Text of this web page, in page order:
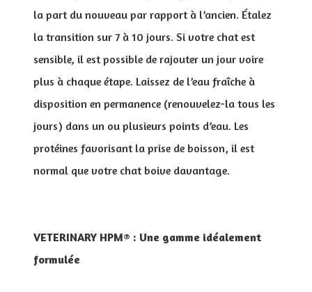
la part du nouveau par rapport à l’ancien. Étalez
la transition sur 7 à 10 jours. Si votre chat est
sensible, il est possible de rajouter un jour voire
plus à chaque étape. Laissez de l’eau fraîche à
disposition en permanence (renouvelez-la tous les
jours) dans un ou plusieurs points d’eau. Les
protéines favorisant la prise de boisson, il est
normal que votre chat boive davantage.
VETERINARY HPM® : Une gamme idéalement
formulée